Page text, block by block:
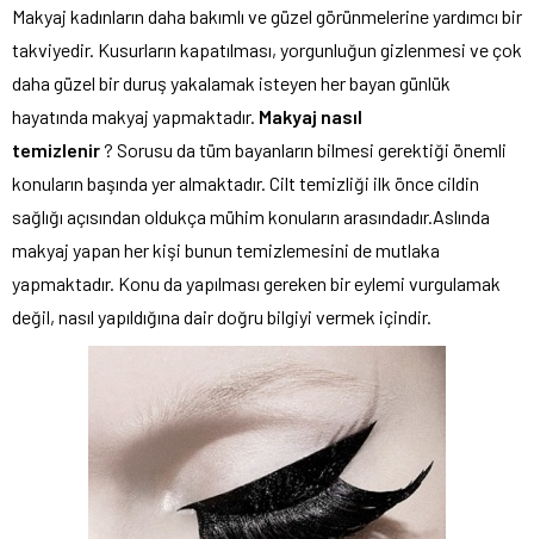
Makyaj kadınların daha bakımlı ve güzel görünmelerine yardımcı bir
takviyedir. Kusurların kapatılması, yorgunluğun gizlenmesi ve çok
daha güzel bir duruş yakalamak isteyen her bayan günlük
hayatında makyaj yapmaktadır. Makyaj nasıl
temizlenir? Sorusu da tüm bayanların bilmesi gerektiği önemli
konuların başında yer almaktadır. Cilt temizliği ilk önce cildin
sağlığı açısından oldukça mühim konuların arasındadır.Aslında
makyaj yapan her kişi bunun temizlemesini de mutlaka
yapmaktadır. Konu da yapılması gereken bir eylemi vurgulamak
değil, nasıl yapıldığına dair doğru bilgiyi vermek içindir.